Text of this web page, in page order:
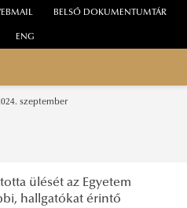
BELSŐ DOKUMENTUMTÁR
ENG
szeptember
ülését az Egyetem
hallgatókat érintő